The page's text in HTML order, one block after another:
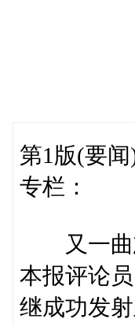
第1版(要闻
专栏：
又一曲
本报评论员
继成功发